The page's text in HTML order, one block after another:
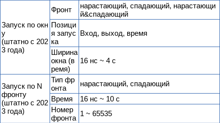
Запуск по окн
у
(штатно с 202
3 года)
Фронт
нарастающий, спадающий, нарастающи
й&спадающий
Позици
я запус
ка
Вход, выход, время
Ширина
окна (в
ремя)
16 нс ~ 4 с
Запуск по N
фронту
(штатно с 202
3 года)
Тип фр
онта
нарастающий, спадающий
Время
16 нс ~ 10 с
Номер
фронта
1 ~ 65535